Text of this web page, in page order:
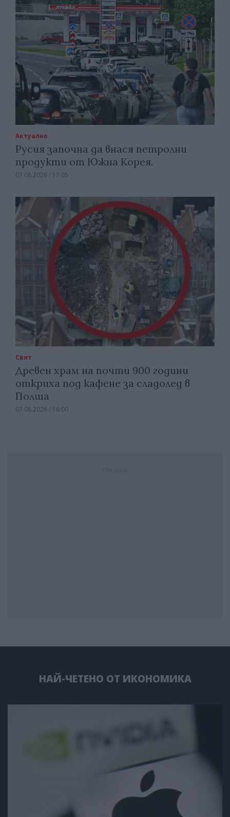
Актуално
Русия започна да внася петролни
продукти от Южна Корея.
07.08.2026 / 17:05
Свят
Древен храм на почти 900 години
откриха под кафене за сладолед в
Полша
07.08.2026 / 16:00
НАЙ-ЧЕТЕНО ОТ ИКОНОМИКА